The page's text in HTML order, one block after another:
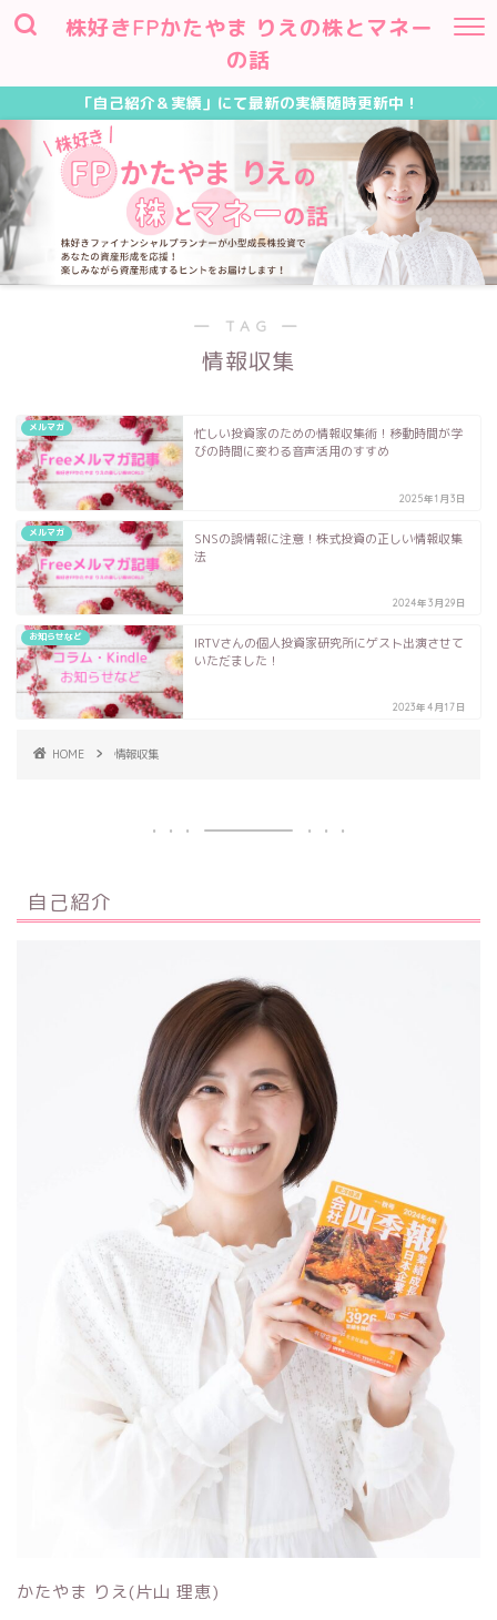
株好きFPかたやま りえの株とマネー
の話
「自己紹介＆実績」にて最新の実績随時更新中！
― TAG ―
情報収集
メルマガ
忙しい投資家のための情報収集術！移動時間が学
びの時間に変わる音声活用のすすめ
2025年1月3日
メルマガ
SNSの誤情報に注意！株式投資の正しい情報収集
法
2024年3月29日
お知らせなど
IRTVさんの個人投資家研究所にゲスト出演させて
いただました！
2023年4月17日
HOME 情報収集
自己紹介
かたやま りえ(片山 理恵)